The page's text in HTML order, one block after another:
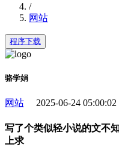
/
网站
程序下载
骆学娟
网站 2025-06-24
写了个类似轻小说的文不
上求